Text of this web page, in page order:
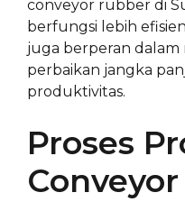
conveyor rubber di
berfungsi lebih
juga berperan dalam
perbaikan jangka
produktivitas.
Proses